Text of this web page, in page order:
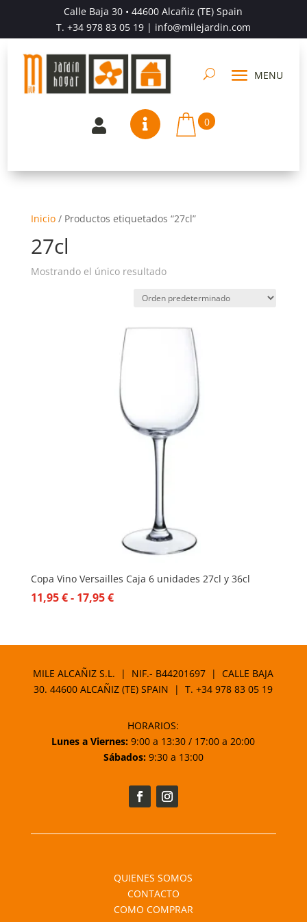
Calle Baja 30 • 44600 Alcañiz (TE) Spain
T. +34 978 83 05 19| info@milejardin.com
  0
Inicio/ Productos etiquetados “27cl”
27cl
Mostrando el único resultado
Copa Vino Versailles Caja 6 unidades 27cl y 36cl
11,95€- 17,95€Rango
11,95 €
hasta
MILE ALCAÑIZ S.L. | NIF.- B44201697 | CALLE BAJA
30. 44600 ALCAÑIZ (TE) SPAIN | T.+34 978 83 05 19
HORARIOS:
Lunes a Viernes: 9:00 a 13:30 / 17:00 a 20:00
Sábados:9:30 a 13:00
QUIENES SOMOS
CONTACTO
COMO COMPRAR